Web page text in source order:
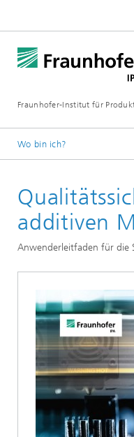
Fraunhofer-Institut für
Wo bin ich?
Publikationen
Studien
additiven
Anwenderleitfaden für die